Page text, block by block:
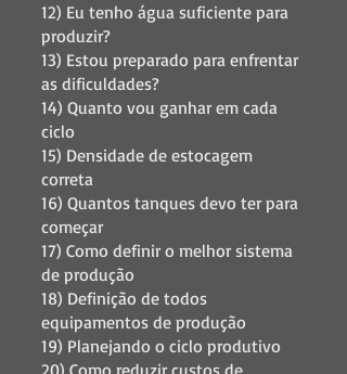
12) Eu tenho água suficiente para
produzir?
13) Estou preparado para enfrentar
as dificuldades?
14) Quanto vou ganhar em cada
ciclo
15) Densidade de estocagem
correta
16) Quantos tanques devo ter para
começar
17) Como definir o melhor sistema
de produção
18) Definição de todos
equipamentos de produção
19) Planejando o ciclo produtivo
20) Como reduzir custos de